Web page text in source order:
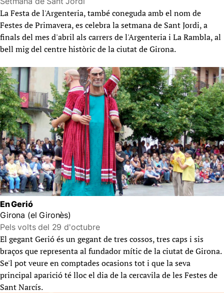
La Festa de l'Argenteria, també coneguda amb el nom de
Festes de Primavera, es celebra la setmana de Sant Jordi, a
finals del mes d'abril als carrers de l'Argenteria i La Rambla, al
bell mig del centre històric de la ciutat de Girona.
En Gerió
Girona (el Gironès)
Pels volts del 29 d'octubre
El gegant Gerió és un gegant de tres cossos, tres caps i sis
braços que representa al fundador mític de la ciutat de Girona.
Se'l pot veure en comptades ocasions tot i que la seva
principal aparició té lloc el dia de la cercavila de les Festes de
Sant Narcís.